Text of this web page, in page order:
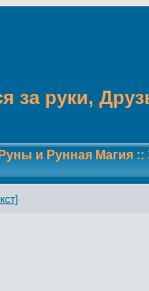
за руки,
Руны и Рунная Магия ::